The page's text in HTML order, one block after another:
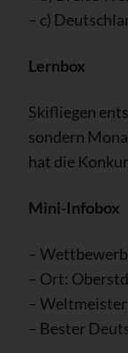
– c)
Lernbox
Skifliegen
sondern
hat die
Mini-Infobox
–
– Ort:
–
– Bester